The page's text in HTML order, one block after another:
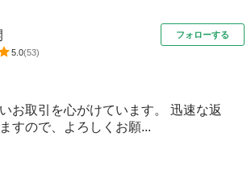
5.0(53)
フォローする
お取引を心がけています。 迅速な返
すので、よろしくお願...